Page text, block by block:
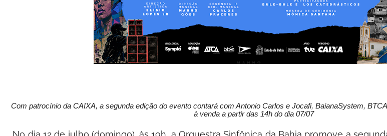
Com patrocínio da CAIXA, a segunda edição do evento contará com Antonio Carlos e Jocafi, BaianaSystem,
à venda a partir das 14h do dia 07/07